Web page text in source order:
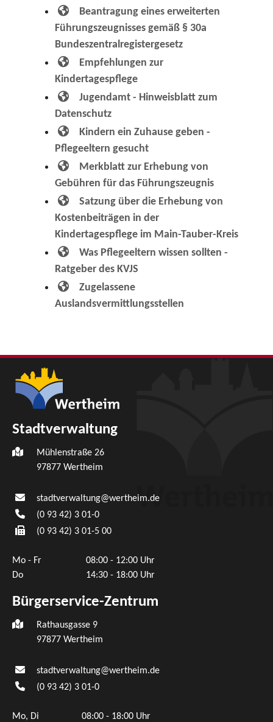
Beantragung eines erweiterten
Führungszeugnisses gemäß § 30a
Bundeszentralregistergesetz
Empfehlungen zur
Kindertagespflege
Jugendamt - Hinweisblatt zum
Datenschutz
Kindern ein Zuhause geben -
Pflegeeltern gesucht
Merkblatt zur Erhebung von
Gebühren für das Führungszeugnis
Satzung über die Erhebung von
Kostenbeiträgen in der
Kindertagespflege im Main-Tauber-Kreis
Was Pflegeeltern wissen sollten -
Ratgeber des KVJS
Zugelassene
Auslandsvermittlungsstellen
Stadtverwaltung
Mühlenstraße 26
97877 Wertheim
stadtverwaltung@wertheim.de
(0 93 42) 3 01-0
(0 93 42) 3 01-5 00
Mo - Fr
08:00 - 12:00 Uhr
Do
14:30 - 18:00 Uhr
Bürgerservice-Zentrum
Rathausgasse 9
97877 Wertheim
stadtverwaltung@wertheim.de
(0 93 42) 3 01-0
Mo, Di
08:00 - 18:00 Uhr